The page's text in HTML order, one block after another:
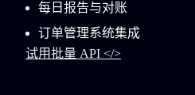
每日报告与对账
订单管理系统集成
试用批量 API </>